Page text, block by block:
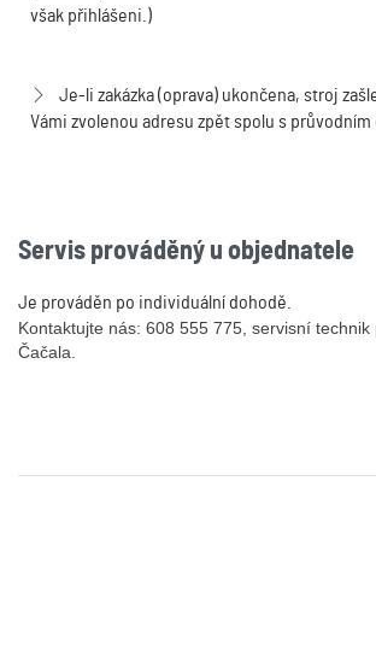
však přihlášeni.)
Je-li zakázka (oprava) ukončena, stroj
Vámi zvolenou adresu zpět spolu s průvodním
Servis prováděný u objednatele
Je prováděn po individuální dohodě.
Kontaktujte nás: 608 555 775, servisní technik
Čačala.